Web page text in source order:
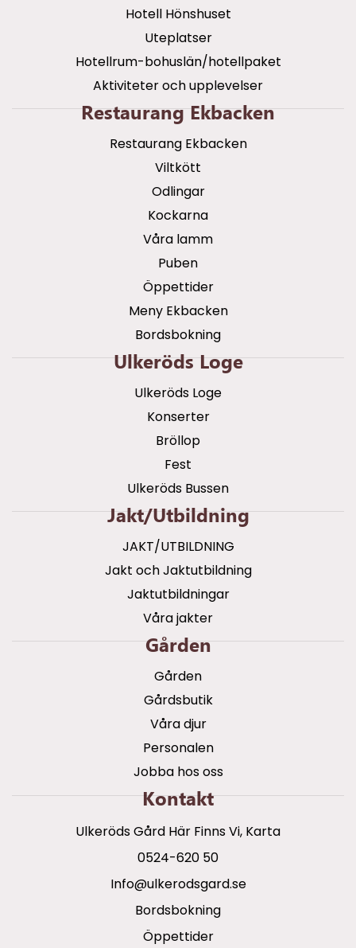
Hotell Hönshuset
Uteplatser
Hotellrum-bohuslän/hotellpaket
Aktiviteter och upplevelser
Restaurang Ekbacken
Restaurang Ekbacken
Viltkött
Odlingar
Kockarna
Våra lamm
Puben
Öppettider
Meny Ekbacken
Bordsbokning
Ulkeröds Loge
Ulkeröds Loge
Konserter
Bröllop
Fest
Ulkeröds Bussen
Jakt/utbildning
JAKT/UTBILDNING
Jakt och Jaktutbildning
Jaktutbildningar
Våra jakter
Gården
Gården
Gårdsbutik
Våra djur
Personalen
Jobba hos oss
Kontakt
Ulkeröds Gård Här Finns Vi, Karta
0524-620 50
info@ulkerodsgard.se
Bordsbokning
Öppettider